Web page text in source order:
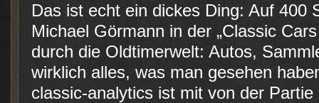
Das ist echt ein dickes Ding: Auf 400
Michael Görmann in der „Classic
durch die Oldtimerwelt: Autos,
wirklich alles, was man gesehen
classic-analytics ist mit von der